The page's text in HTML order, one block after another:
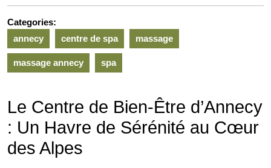
Categories:
annecy
centre de spa massage
massage annecy spa
Le Centre de Bien-Être d’Annecy
: Un Havre de Sérénité au Cœur
des Alpes